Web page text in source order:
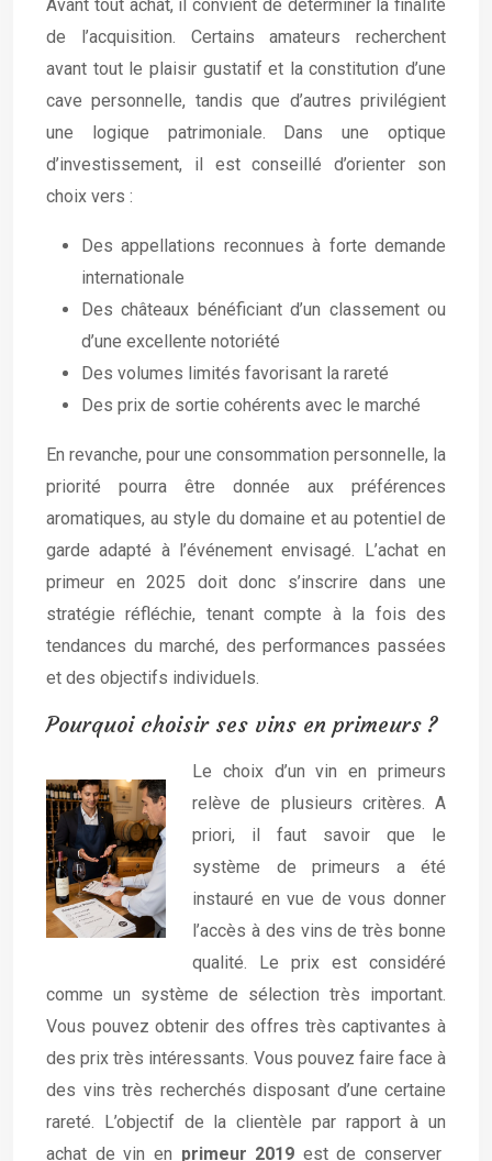
Avant tout achat, il convient de déterminer la finalité
de l’acquisition. Certains amateurs recherchent
avant tout le plaisir gustatif et la constitution d’une
cave personnelle, tandis que d’autres privilégient
une logique patrimoniale. Dans une optique
d’investissement, il est conseillé d’orienter son
choix vers :
Des appellations reconnues à forte demande
internationale
Des châteaux bénéficiant d’un classement ou
d’une excellente notoriété
Des volumes limités favorisant la rareté
Des prix de sortie cohérents avec le marché
En revanche, pour une consommation personnelle, la
priorité pourra être donnée aux préférences
aromatiques, au style du domaine et au potentiel de
garde adapté à l’événement envisagé. L’achat en
primeur en 2025 doit donc s’inscrire dans une
stratégie réfléchie, tenant compte à la fois des
tendances du marché, des performances passées
et des objectifs individuels.
Pourquoi choisir ses vins en primeurs ?
Le choix d’un vin en primeurs
relève de plusieurs critères. A
priori, il faut savoir que le
système de primeurs a été
instauré en vue de vous donner
l’accès à des vins de très bonne
qualité. Le prix est considéré
comme un système de sélection très important.
Vous pouvez obtenir des offres très captivantes à
des prix très intéressants. Vous pouvez faire face à
des vins très recherchés disposant d’une certaine
rareté. L’objectif de la clientèle par rapport à un
achat de vin en primeur 2019 est de conserver